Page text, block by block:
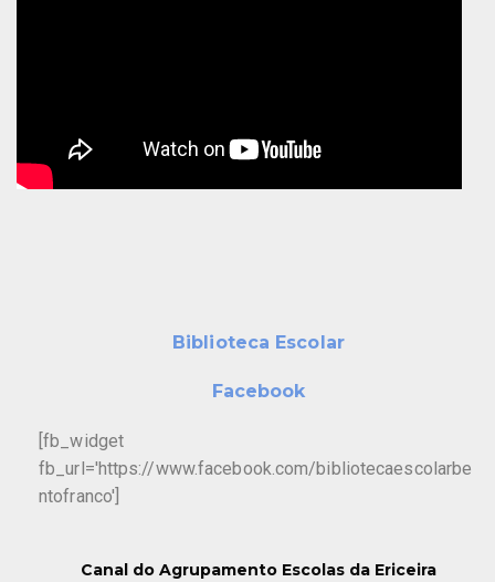
Biblioteca Escolar
Facebook
[fb_widget
fb_url='https://www.facebook.com/bibliotecaescolarbe
ntofranco']
Canal do Agrupamento Escolas da Ericeira